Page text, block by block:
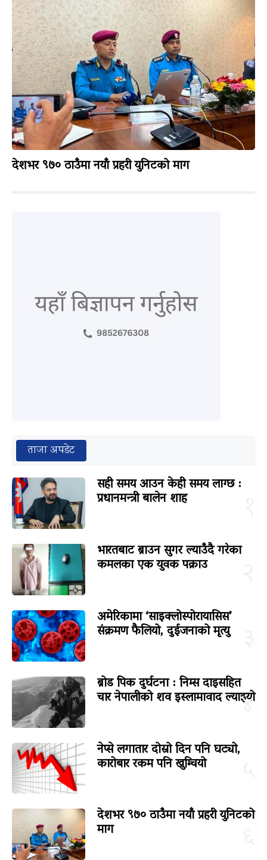
देशभर ९७० ठाउँमा नयाँ प्रहरी युनिटको माग
ताजा अपडेट
सही समय आउन केही समय लाग्छ :
प्रधानमन्त्री बालेन शाह
भारतबाट ब्राउन सुगर ल्याउँदै गरेका
कमलका एक युवक पक्राउ
अमेरिकामा ‘साइक्लोस्पोरायासिस’
संक्रमण फैलियो, दुईजनाको मृत्यु
४
ब्रोड पिक दुर्घटना : निम्स दाइसहित
चार नेपालीको शव इस्लामावाद ल्याइयो
नेप्से लगातार दोस्रो दिन पनि घट्यो,
कारोबार रकम पनि खुम्चियो
देशभर ९७० ठाउँमा नयाँ प्रहरी युनिटको
माग